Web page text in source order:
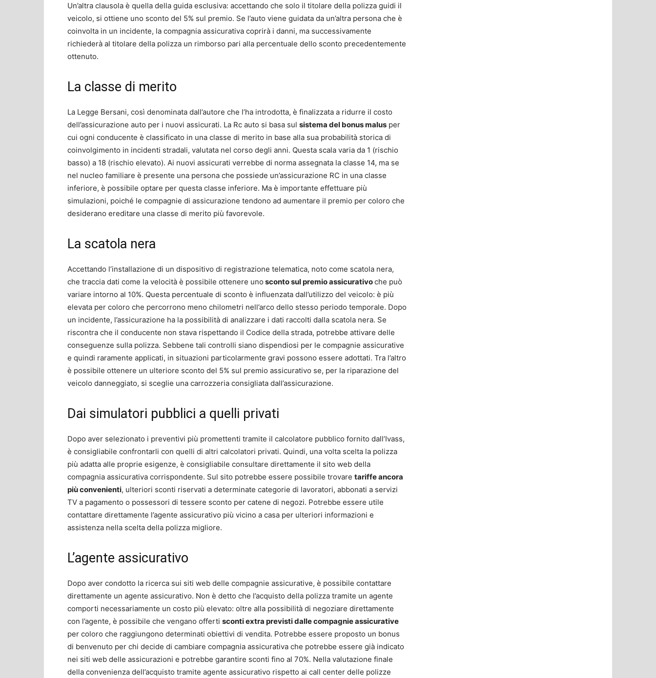
Un’altra clausola è quella della guida esclusiva: accettando che solo il titolare della polizza guidi il
veicolo, si ottiene uno sconto del 5% sul premio. Se l’auto viene guidata da un’altra persona che è
coinvolta in un incidente, la compagnia assicurativa coprirà i danni, ma successivamente
richiederà al titolare della polizza un rimborso pari alla percentuale dello sconto precedentemente
ottenuto.
La classe di merito
La Legge Bersani, così denominata dall’autore che l’ha introdotta, è finalizzata a ridurre il costo
dell’assicurazione auto per i nuovi assicurati. La Rc auto si basa sul sistema del bonus malus per
cui ogni conducente è classificato in una classe di merito in base alla sua probabilità storica di
coinvolgimento in incidenti stradali, valutata nel corso degli anni. Questa scala varia da 1 (rischio
basso) a 18 (rischio elevato). Ai nuovi assicurati verrebbe di norma assegnata la classe 14, ma se
nel nucleo familiare è presente una persona che possiede un’assicurazione RC in una classe
inferiore, è possibile optare per questa classe inferiore. Ma è importante effettuare più
simulazioni, poiché le compagnie di assicurazione tendono ad aumentare il premio per coloro che
desiderano ereditare una classe di merito più favorevole.
La scatola nera
Accettando l’installazione di un dispositivo di registrazione telematica, noto come scatola nera,
che traccia dati come la velocità è possibile ottenere uno sconto sul premio assicurativoche può
variare intorno al 10%. Questa percentuale di sconto è influenzata dall’utilizzo del veicolo: è più
elevata per coloro che percorrono meno chilometri nell’arco dello stesso periodo temporale. Dopo
un incidente, l’assicurazione ha la possibilità di analizzare i dati raccolti dalla scatola nera. Se
riscontra che il conducente non stava rispettando il Codice della strada, potrebbe attivare delle
conseguenze sulla polizza. Sebbene tali controlli siano dispendiosi per le compagnie assicurative
e quindi raramente applicati, in situazioni particolarmente gravi possono essere adottati. Tra l’altro
è possibile ottenere un ulteriore sconto del 5% sul premio assicurativo se, per la riparazione del
veicolo danneggiato, si sceglie una carrozzeria consigliata dall’assicurazione.
Dai simulatori pubblici a quelli privati
Dopo aver selezionato i preventivi più promettenti tramite il calcolatore pubblico fornito dall’Ivass,
è consigliabile confrontarli con quelli di altri calcolatori privati. Quindi, una volta scelta la polizza
più adatta alle proprie esigenze, è consigliabile consultare direttamente il sito web della
compagnia assicurativa corrispondente. Sul sito potrebbe essere possibile trovare tariffe ancora
più convenienti, ulteriori sconti riservati a determinate categorie di lavoratori, abbonati a servizi
TV a pagamento o possessori di tessere sconto per catene di negozi. Potrebbe essere utile
contattare direttamente l’agente assicurativo più vicino a casa per ulteriori informazioni e
assistenza nella scelta della polizza migliore.
L’agente assicurativo
Dopo aver condotto la ricerca sui siti web delle compagnie assicurative, è possibile contattare
direttamente un agente assicurativo. Non è detto che l’acquisto della polizza tramite un agente
comporti necessariamente un costo più elevato: oltre alla possibilità di negoziare direttamente
con l’agente, è possibile che vengano offerti sconti extra previsti dalle compagnie assicurative
per coloro che raggiungono determinati obiettivi di vendita. Potrebbe essere proposto un bonus
di benvenuto per chi decide di cambiare compagnia assicurativa che potrebbe essere già indicato
nei siti web delle assicurazioni e potrebbe garantire sconti fino al 70%. Nella valutazione finale
della convenienza dell’acquisto tramite agente assicurativo rispetto ai call center delle polizze